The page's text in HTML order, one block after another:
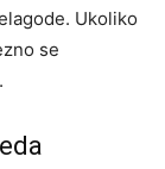
Ukoliko
se